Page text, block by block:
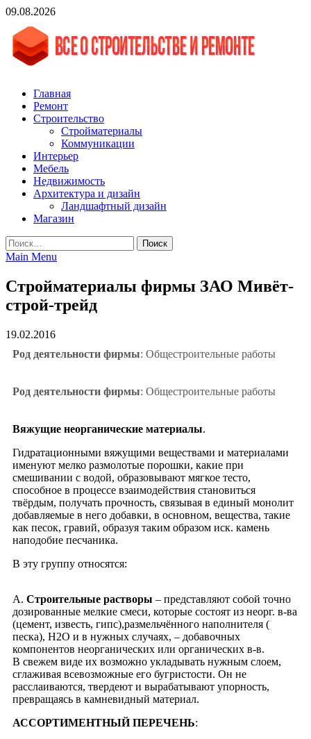
Skip
content
09.08.2026
vgasa.ru
Строительный журнал. Всё о строительстве и ремонтах
Главная
Ремонт
Строительство
Стройматериалы
Коммуникации
Интерьер
Мебель
Недвижимость
Архитектура и дизайн
Ландшафтный дизайн
Магазин
Найти:
Main Menu
Стройматериалы фирмы ЗАО Мивёт-
строй-трейд
19.02.2016
Род деятельности фирмы: Общестроительные работы
Род деятельности фирмы: Общестроительные работы
Вяжущие неорганические материалы.
Гидратационными вяжущими веществами и материалами
именуют мелко размолотые порошки, какие при
смешивании с водой, образовывают мягкое тесто,
способное в процессе взаимодействия становиться
твёрдым, получать прочность, связывая в единый монолит
добавляемые в него добавки, в основном, вещества, такие
как песок, гравий, образуя таким образом иск. камень
наподобие песчаника.
В эту группу относятся:
А. Строительные растворы – представляют собой точно
дозированные мелкие смеси, которые состоят из неорг. в-ва
(цемент, известь, гипс),размельчённого наполнителя (
песка), Н2О и в нужных случаях, – добавочных
компонентов неорганических или органических в-в.
В свежем виде их возможно укладывать нужным слоем,
cглаживая всевозможные его бугристости. Он не
расслаиваются, твердеют и вырабатывают упорность,
превращаясь в камневидный материал.
АССОРТИМЕНТНЫЙ ПЕРЕЧЕНЬ: